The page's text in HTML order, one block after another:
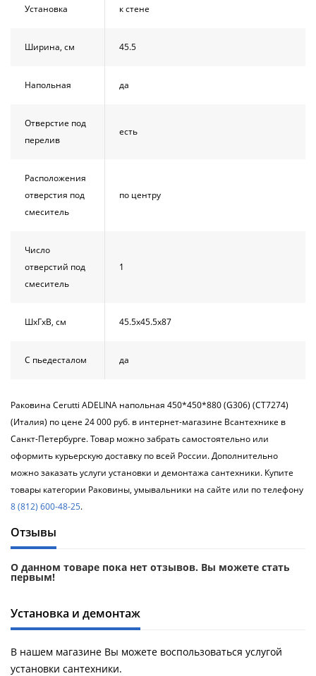
Установка к стене
Ширина, см 45.5
Напольная да
Отверстие под
перелив
есть
Расположения
отверстия под
смеситель
по центру
Число
отверстий под
смеситель
1
ШхГхВ, см 45.5х45.5х87
С пьедесталом да
Раковина Cerutti ADELINA напольная 450*450*880 (G306) (CT7274)
(Италия) по цене 24 000 руб. в интернет-магазине Всантехнике в
Санкт-Петербурге. Товар можно забрать самостоятельно или
оформить курьерскую доставку по всей России. Дополнительно
можно заказать услуги установки и демонтажа сантехники. Купите
товары категории Раковины, умывальники на сайте или по телефону
8 (812) 600-48-25.
Отзывы
О данном товаре пока нет отзывов. Вы можете стать
первым!
Установка и демонтаж
В нашем магазине Вы можете воспользоваться услугой
установки сантехники.